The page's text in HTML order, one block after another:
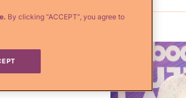
By clicking “ACCEPT”, you agree to